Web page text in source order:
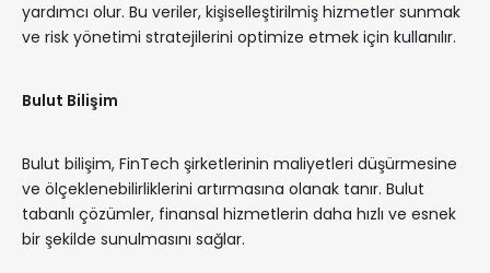
yardımcı olur. Bu veriler, kişiselleştirilmiş hizmetler sunmak
ve risk yönetimi stratejilerini optimize etmek için kullanılır.
Bulut Bilişim
Bulut bilişim, FinTech şirketlerinin maliyetleri düşürmesine
ve ölçeklenebilirliklerini artırmasına olanak tanır. Bulut
tabanlı çözümler, finansal hizmetlerin daha hızlı ve esnek
bir şekilde sunulmasını sağlar.